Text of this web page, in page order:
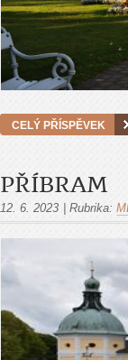
CELÝ PŘÍSPĚVEK
PŘÍBRAM
12. 6. 2023 Rubrika: